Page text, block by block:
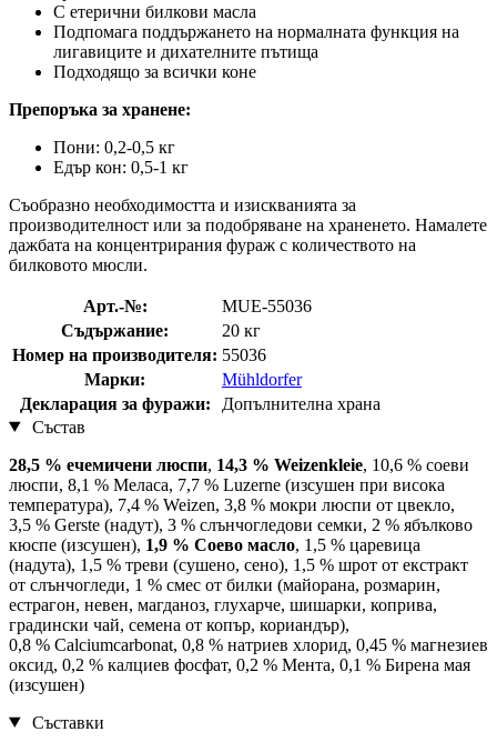
С етерични билкови масла
Подпомага поддържането на нормалната функция на
лигавиците и дихателните пътища
Подходящо за всички коне
Препоръка за хранене:
Пони: 0,2-0,5 кг
Едър кон: 0,5-1 кг
Съобразно необходимостта и изискванията за
производителност или за подобряване на храненето. Намалете
дажбата на концентрирания фураж с количеството на
билковото мюсли.
Арт.-№:
MUE-55036
Съдържание:
20 кг
Номер на производителя: 55036
Марки:
Mühldorfer
Декларация за фуражи:
Допълнителна храна
Състав
28,5 % ечемичени люспи, 14,3 % Weizenkleie, 10,6 % соеви
люспи, 8,1 % Меласа, 7,7 % Luzerne (изсушен при висока
температура), 7,4 % Weizen, 3,8 % мокри люспи от цвекло,
3,5 % Gerste (надут), 3 % слънчогледови семки, 2 % ябълково
кюспе (изсушен), 1,9 % Соево масло, 1,5 % царевица
(надута), 1,5 % треви (сушено, сено), 1,5 % шрот от екстракт
от слънчогледи, 1 % смес от билки (майорана, розмарин,
естрагон, невен, магданоз, глухарче, шишарки, коприва,
градински чай, семена от копър, кориандър),
0,8 % Calciumcarbonat, 0,8 % натриев хлорид, 0,45 % магнезиев
оксид, 0,2 % калциев фосфат, 0,2 % Мента, 0,1 % Бирена мая
(изсушен)
Съставки